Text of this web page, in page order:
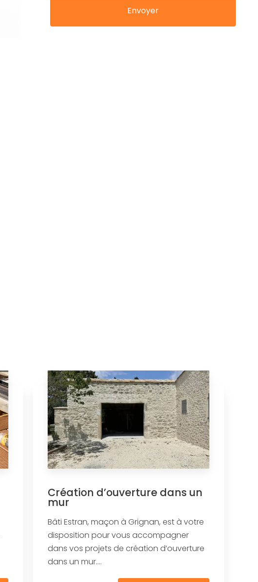
Création d’ouverture dans un
mur
Bâti Estran, maçon à Grignan, est à votre
disposition pour vous accompagner
dans vos projets de création d’ouverture
dans un mur....